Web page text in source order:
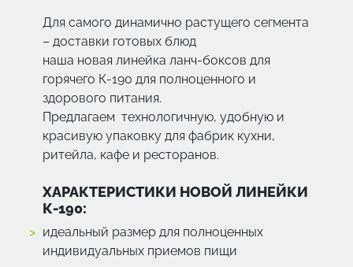
Для самого динамично растущего сегмента
– доставки готовых блюд
наша новая линейка ланч-боксов для
горячего К-190 для полноценного и
здорового питания.
Предлагаем технологичную, удобную и
красивую упаковку для фабрик кухни,
ритейла, кафе и ресторанов.
ХАРАКТЕРИСТИКИ НОВОЙ ЛИНЕЙКИ
К-190:
идеальный размер для полноценных
индивидуальных приемов пищи